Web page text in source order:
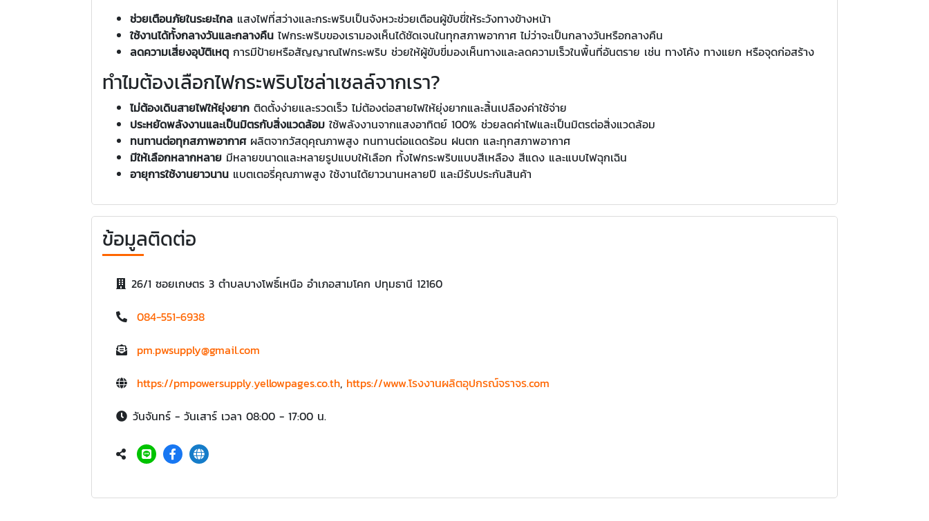
ช่วยเตือนภัยในระยะไกล แสงไฟที่สว่างและกระพริบเป็นจังหวะช่วยเตือนผู้ขับขี่ให้ระวังทางข้างหน้า
ใช้งานได้ทั้งกลางวันและกลางคืน ไฟกระพริบของเรามองเห็นได้ชัดเจนในทุกสภาพอากาศ ไม่ว่าจะเป็นกลางวันหรือกลางคืน
ลดความเสี่ยงอุบัติเหตุ การมีป้ายหรือสัญญาณไฟกระพริบ ช่วยให้ผู้ขับขี่มองเห็นทางและลดความเร็วในพื้นที่อันตราย เช่น ทางโค้ง ทางแยก หรือจุดก่อสร้าง
ทำไมต้องเลือกไฟกระพริบโซล่าเซลล์จากเรา?
ไม่ต้องเดินสายไฟให้ยุ่งยาก ติดตั้งง่ายและรวดเร็ว ไม่ต้องต่อสายไฟให้ยุ่งยากและสิ้นเปลืองค่าใช้จ่าย
ประหยัดพลังงานและเป็นมิตรกับสิ่งแวดล้อม ใช้พลังงานจากแสงอาทิตย์ 100% ช่วยลดค่าไฟและเป็นมิตรต่อสิ่งแวดล้อม
ทนทานต่อทุกสภาพอากาศผลิตจากวัสดุคุณภาพสูง ทนทานต่อแดดร้อน ฝนตก และทุกสภาพอากาศ
มีให้เลือกหลากหลาย มีหลายขนาดและหลายรูปแบบให้เลือก ทั้งไฟกระพริบแบบสีเหลือง สีแดง และแบบไฟฉุกเฉิน
อายุการใช้งานยาวนาน แบตเตอรี่คุณภาพสูง ใช้งานได้ยาวนานหลายปี และมีรับประกันสินค้า
ข้อมูลติดต่อ
26/1 ซอยเกษตร 3 ตำบลบางโพธิ์เหนือ อำเภอสามโคก ปทุมธานี 12160
084-551-6938
pm.pwsupply@gmail.com
https://pmpowersupply.yellowpages.co.th, https://www.โรงงานผลิตอุปกรณ์จราจร.com
วันจันทร์ - วันเสาร์ เวลา 08:00 - 17:00 น.